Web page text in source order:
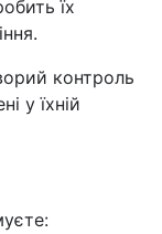
їх
контроль
у їхній